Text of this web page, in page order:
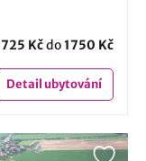
725 Kčdo1750 Kč
Detailubytování